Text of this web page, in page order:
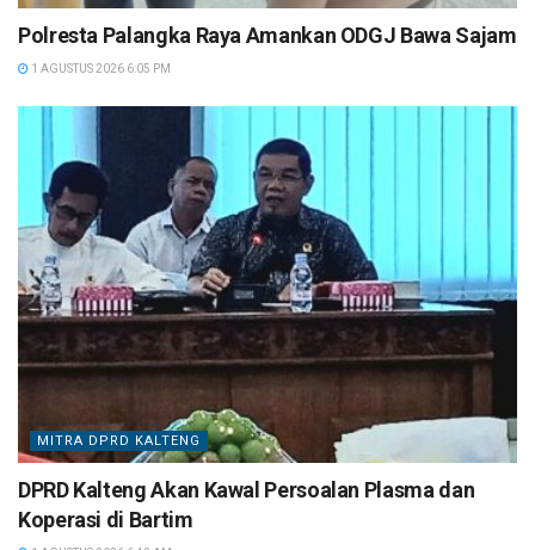
Polresta Palangka Raya Amankan ODGJ Bawa Sajam
1 AGUSTUS 2026 6:05 PM
MITRA DPRD KALTENG
DPRD Kalteng Akan Kawal Persoalan Plasma dan
Koperasi di Bartim